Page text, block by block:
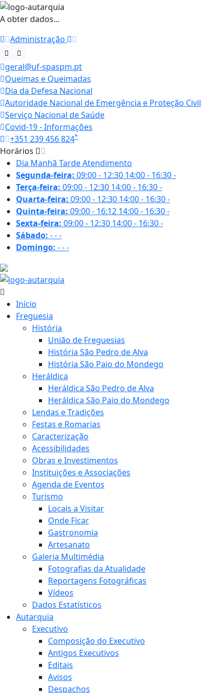
A obter dados...
Administração
geral@uf-spaspm.pt
Queimas e Queimadas
Dia da Defesa Nacional
Autoridade Nacional de Emergência e Proteção Civil
Serviço Nacional de Saúde
Covid-19 - Informações
+351 239 456 824*
Horários
Dia Manhã TardeAtendimento
Segunda-feira: 09:00 - 12:30 14:00 - 16:30-
Terça-feira: 09:00 - 12:30 14:00 - 16:30-
Quarta-feira: 09:00 - 12:30 14:00 - 16:30-
Quinta-feira: 09:00 - 16:12 14:00 - 16:30-
Sexta-feira: 09:00 - 12:30 14:00 - 16:30-
Sábado: ---
Domingo: ---
Início
Freguesia
História
União de Freguesias
História São Pedro de Alva
História São Paio do Mondego
Heráldica
Heráldica São Pedro de Alva
Heráldica São Paio do Mondego
Lendas e Tradições
Festas e Romarias
Caracterização
Acessibilidades
Obras e Investimentos
Instituições e Associações
Agenda de Eventos
Turismo
Locais a Visitar
Onde Ficar
Gastronomia
Artesanato
Galeria Multimédia
Fotografias da Atualidade
Reportagens Fotográficas
Vídeos
Dados Estatísticos
Autarquia
Executivo
Composição do Executivo
Antigos Executivos
Editais
Avisos
Despachos